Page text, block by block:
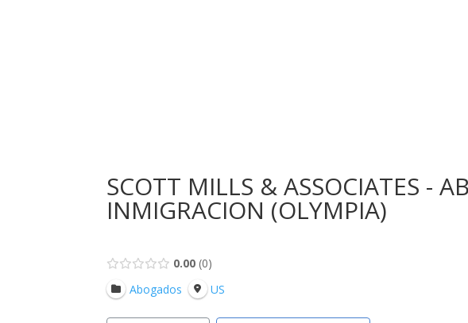
SCOTT MILLS & ASSOCIATES -
INMIGRACION (OLYMPIA)
0.00 0
Abogados
US